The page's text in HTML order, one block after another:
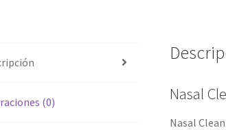
(0) Nasal
Nasal